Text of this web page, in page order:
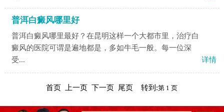
普洱白癜风哪里好
普洱白癜风哪里最好？在昆明这样一个大都市里，治疗白
癜风的医院可谓是遍地都是，多如牛毛一般。每一位深
受...
详情
首页 上一页 下一页 尾页 转到: